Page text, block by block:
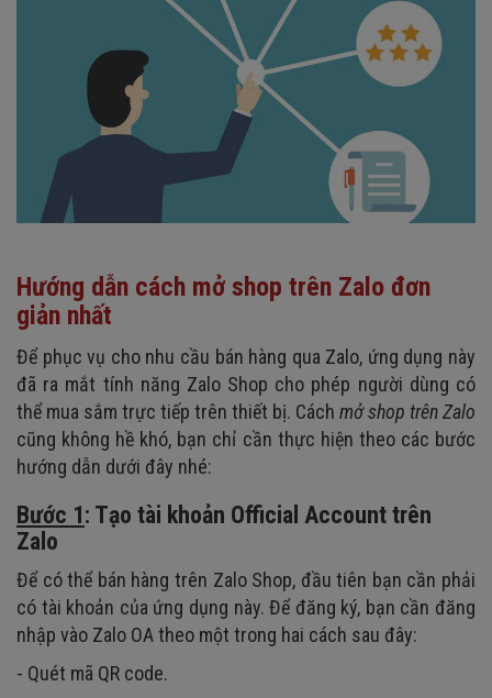
Hướng dẫn cách mở shop trên Zalo đơn
giản nhất
Để phục vụ cho nhu cầu bán hàng qua Zalo, ứng dụng này
đã ra mắt tính năng Zalo Shop cho phép người dùng có
thể mua sắm trực tiếp trên thiết bị. Cách mở shop trên Zalo
cũng không hề khó, bạn chỉ cần thực hiện theo các bước
hướng dẫn dưới đây nhé:
Bước 1: Tạo tài khoản Official Account trên
Zalo
Để có thể bán hàng trên Zalo Shop, đầu tiên bạn cần phải
có tài khoản của ứng dụng này. Để đăng ký, bạn cần đăng
nhập vào Zalo OA theo một trong hai cách sau đây:
- Quét mã QR code.